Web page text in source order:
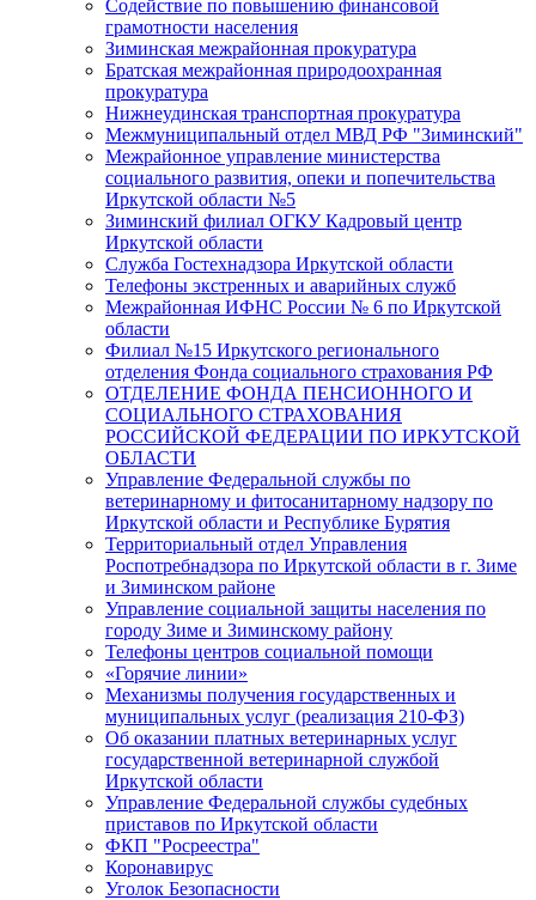
Содействие по повышению финансовой
грамотности населения
Зиминская межрайонная прокуратура
Братская межрайонная природоохранная
прокуратура
Нижнеудинская транспортная прокуратура
Межмуниципальный отдел МВД РФ "Зиминский"
Межрайонное управление министерства
социального развития, опеки и попечительства
Иркутской области №5
Зиминский филиал ОГКУ Кадровый центр
Иркутской области
Служба Гостехнадзора Иркутской области
Телефоны экстренных и аварийных служб
Межрайонная ИФНС России № 6 по Иркутской
области
Филиал №15 Иркутского регионального
отделения Фонда социального страхования РФ
ОТДЕЛЕНИЕ ФОНДА ПЕНСИОННОГО И
СОЦИАЛЬНОГО СТРАХОВАНИЯ
РОССИЙСКОЙ ФЕДЕРАЦИИ ПО ИРКУТСКОЙ
ОБЛАСТИ
Управление Федеральной службы по
ветеринарному и фитосанитарному надзору по
Иркутской области и Республике Бурятия
Территориальный отдел Управления
Роспотребнадзора по Иркутской области в г. Зиме
и Зиминском районе
Управление социальной защиты населения по
городу Зиме и Зиминскому району
Телефоны центров социальной помощи
«Горячие линии»
Механизмы получения государственных и
муниципальных услуг (реализация 210-ФЗ)
Об оказании платных ветеринарных услуг
государственной ветеринарной службой
Иркутской области
Управление Федеральной службы судебных
приставов по Иркутской области
ФКП "Росреестра"
Коронавирус
Уголок Безопасности